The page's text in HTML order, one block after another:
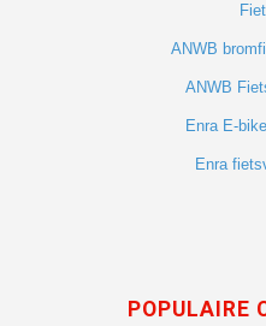
ANWB
ANWB
Enra E-
Enra
POPULAIRE